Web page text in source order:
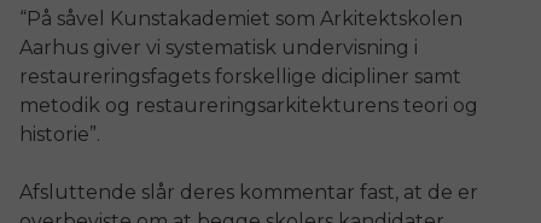
“På såvel Kunstakademiet som Arkitektskolen
Aarhus giver vi systematisk undervisning i
restaureringsfagets forskellige dicipliner samt
metodik og restaureringsarkitekturens teori og
historie”.
Afsluttende slår deres kommentar fast, at de er